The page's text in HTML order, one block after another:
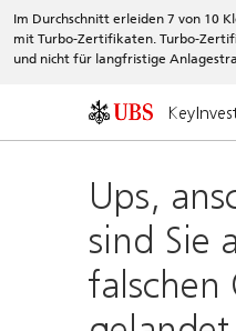
Im Durchschnitt erleiden 7 von 10
mit Turbo-Zertifikaten. Turbo-
und nicht für langfristige
Ups,
sind Sie
falschen